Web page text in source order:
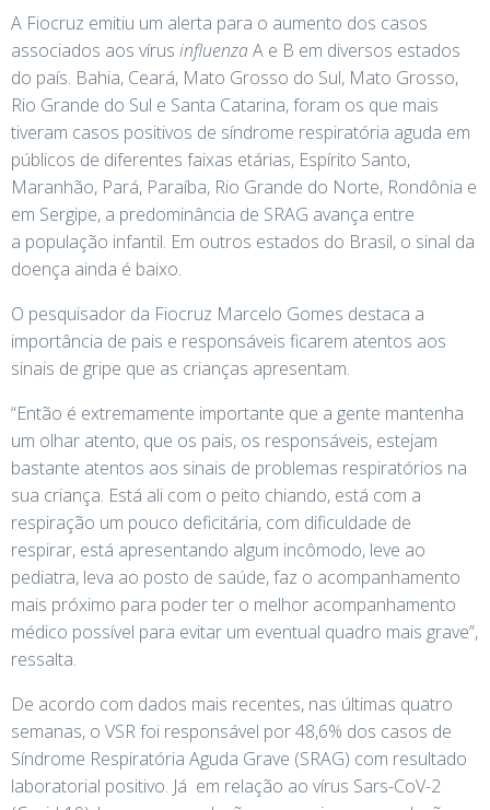
A Fiocruz emitiu um alerta para o aumento dos casos
associados aos vírus influenzaA e B em diversos estados
do país. Bahia, Ceará, Mato Grosso do Sul, Mato Grosso,
Rio Grande do Sul e Santa Catarina, foram os que mais
tiveram casos positivos de síndrome respiratória aguda em
públicos de diferentes faixas etárias, Espírito Santo,
Maranhão, Pará, Paraíba, Rio Grande do Norte, Rondônia e
em Sergipe, a predominância de SRAG avança entre
a população infantil. Em outros estados do Brasil, o sinal da
doença ainda é baixo.
O pesquisador da Fiocruz Marcelo Gomes destaca a
importância de pais e responsáveis ficarem atentos aos
sinais de gripe que as crianças apresentam.
“Então é extremamente importante que a gente mantenha
um olhar atento, que os pais, os responsáveis, estejam
bastante atentos aos sinais de problemas respiratórios na
sua criança. Está ali com o peito chiando, está com a
respiração um pouco deficitária, com dificuldade de
respirar, está apresentando algum incômodo, leve ao
pediatra, leva ao posto de saúde, faz o acompanhamento
mais próximo para poder ter o melhor acompanhamento
médico possível para evitar um eventual quadro mais grave”,
ressalta.
De acordo com dados mais recentes, nas últimas quatro
semanas, o VSR foi responsável por 48,6% dos casos de
Síndrome Respiratória Aguda Grave (SRAG) com resultado
laboratorial positivo. Já em relação ao vírus Sars-CoV-2